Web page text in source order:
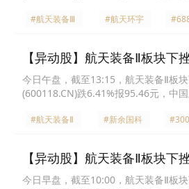
#航天装备Ⅲ #航天环宇
【异动股】航天装备Ⅱ板块下
今日午盘，截至13:15，航天装备Ⅱ板
(600118.CN)跌6.41%报95.46元，中
#航天装备Ⅱ #新余国科
【异动股】航天装备Ⅱ板块下
今日早盘，截至10:00，航天装备Ⅱ板